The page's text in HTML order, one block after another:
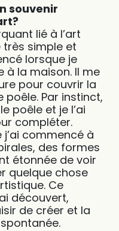
souvenir
lié à l’art
très simple et
lorsque je
à la maison. Il me
pour couvrir la
Par instinct,
poêle et je l’ai
compléter.
commencé à
des formes
étonnée de voir
quelque chose
Ce
découvert,
de créer et la